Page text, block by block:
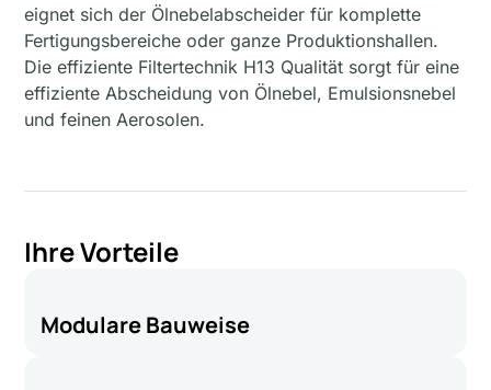
eignet sich der Ölnebelabscheider für komplette
Fertigungsbereiche oder ganze Produktionshallen.
Die effiziente Filtertechnik H13 Qualität sorgt für eine
effiziente Abscheidung von Ölnebel, Emulsionsnebel
und feinen Aerosolen.
Ihre Vorteile
Modulare Bauweise